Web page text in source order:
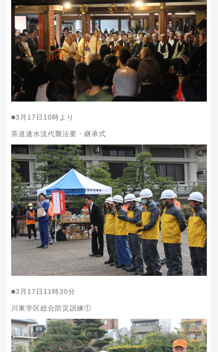
■3 月 17 日 10時より
茶道速水流代襲法要・継承式
■3 月 17 日 11 時30分
川東学区総合防災訓練①